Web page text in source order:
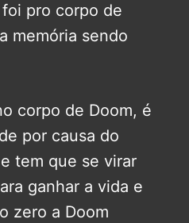
pro corpo de
memória sendo
corpo de Doom, é
por causa do
tem que se virar
ganhar a vida e
zero a Doom